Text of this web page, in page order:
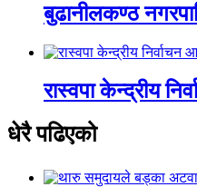
बुढानीलकण्ठ
रास्वपा केन्द्रीय
धेरै पढिएको